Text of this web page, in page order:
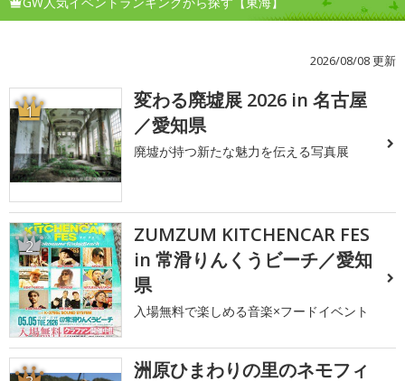
2026/08/08 更新
1
変わる廃墟展 2026 in 名古屋
／愛知県
廃墟が持つ新たな魅力を伝える写真展
2
ZUMZUM KITCHENCAR FES
in 常滑りんくうビーチ／愛知
県
入場無料で楽しめる音楽×フードイベント
洲原ひまわりの里のネモフィ